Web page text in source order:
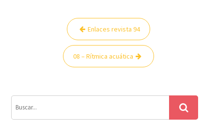
Enlaces revista 94
08 – Rítmica acuática